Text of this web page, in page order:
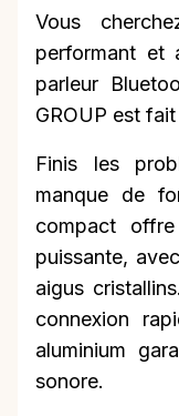
Vous
performant et
parleur
GROUP est
Finis les
manque de
compact
puissante,
aigus
connexion
aluminium
sonore.